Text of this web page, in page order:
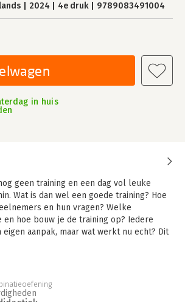
2024 4e druk 9789083491004
in huis
geen training en een dag vol leuke
Wat is dan wel een goede training? Hoe
en hun vragen? Welke
hoe bouw je de training op? Iedere
aanpak, maar wat werkt nu echt? Dit
het ontwerpen en uitvoeren van
stap ontdek je hoe je deelnemers mee